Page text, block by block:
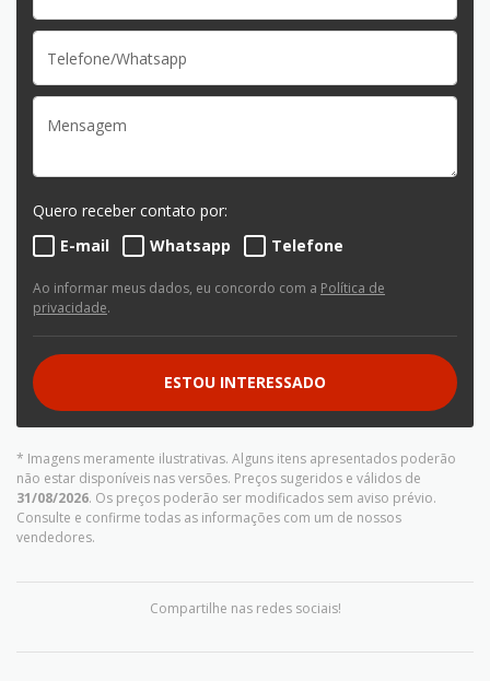
Quero receber contato por:
E-mail
Whatsapp Telefone
Ao informar meus dados, eu concordo com a Política de
privacidade.
ESTOU INTERESSADO
* Imagens meramente ilustrativas. Alguns itens apresentados poderão
não estar disponíveis nas versões. Preços sugeridos e válidos de
31/08/2026. Os preços poderão ser modificados sem aviso prévio.
Consulte e confirme todas as informações com um de nossos
vendedores.
Compartilhe nas redes sociais!